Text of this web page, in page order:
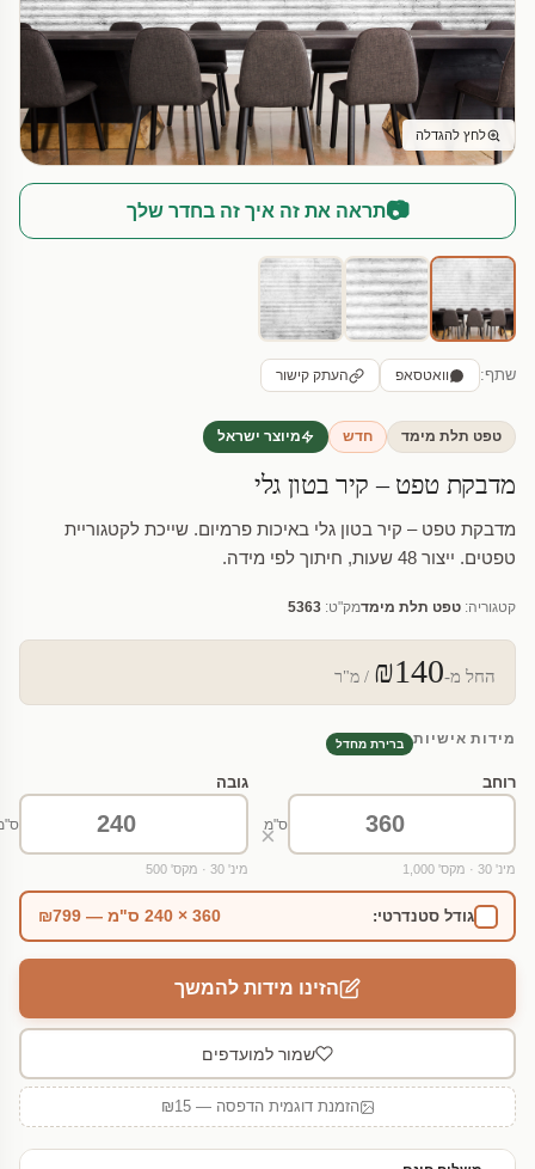
לחץ להגדלה
📷תראה את זה איך זה בחדר שלך
שתף: וואטסאפ העתק קישור
טפט תלת מימד חדש מיוצר ישראל
מדבקת טפט – קיר בטון גלי
מדבקת טפט – קיר בטון גלי באיכות פרמיום. שייכת לקטגוריית
טפטים. ייצור 48 שעות, חיתוך לפי מידה.
קטגוריה: טפט תלת מימדמק"ט: 5363
החל מ-₪140 / מ"ר
מידות אישיות ברירת מחדל
רוחב
ס"מ
מינ' 30 · מקס' 1,000
×
גובה
מינ' 30 · מקס' 500
גודל סטנדרטי: 360 × 240 ס"מ — ₪799
הזינו מידות להמשך
שמור למועדפים
הזמנת דוגמית הדפסה — ₪15